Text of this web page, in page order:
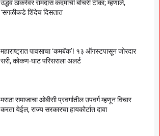
उद्धव ठाकरेंवर रामदास कदमांची बोचरी टीका; म्हणाले,
‘सगळीकडे शिंदेच दिसतात
महाराष्ट्रात पावसाचा ‘कमबॅक’! १३ ऑगस्टपासून जोरदार
सरी, कोकण-घाट परिसराला अलर्ट
मराठा समाजाचा ओबीसी प्रवर्गातील उपवर्ग म्हणून विचार
करता येईल, राज्य सरकारचा हायकोर्टात दावा